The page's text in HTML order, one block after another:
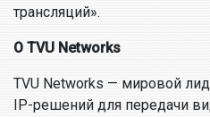
трансляций».
О TVU Networks
TVU Networks — мировой
IP-решений для передачи